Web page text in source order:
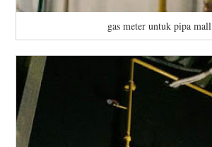
gas meter untuk pipa mall